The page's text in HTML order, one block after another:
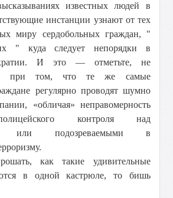
известных людей в
инстанции узнают от тех
миру сердобольных граждан, "
" куда следует непорядки в
И это — отметьте, не
при том, что те же самые
регулярно проводят шумно
«обличая» неправомерность
контроля над
или подозреваемыми в
как такие удивительные
в одной кастрюле, то бишь